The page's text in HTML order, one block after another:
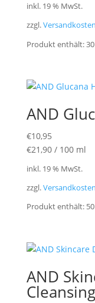
inkl. 19 % MwSt.
zzgl.Versandkosten
Produkt enthält: 30
AND
€10,95
€21,90/ 100 ml
inkl. 19 % MwSt.
zzgl.Versandkosten
Produkt enthält: 50
AND